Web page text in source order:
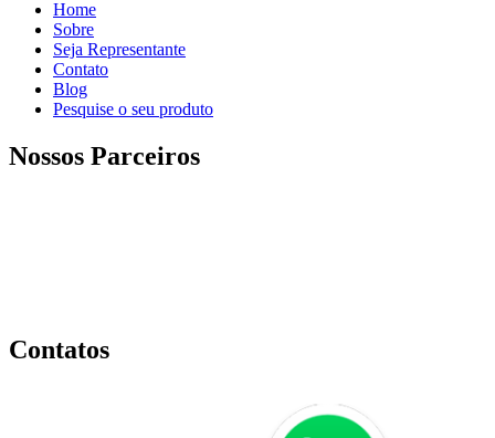
Home
Sobre
Seja Representante
Contato
Blog
Pesquise o seu produto
Nossos Parceiros
Contatos